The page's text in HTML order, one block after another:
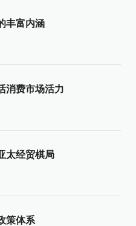
丰富内涵
消费市场活力
太经贸棋局
策体系